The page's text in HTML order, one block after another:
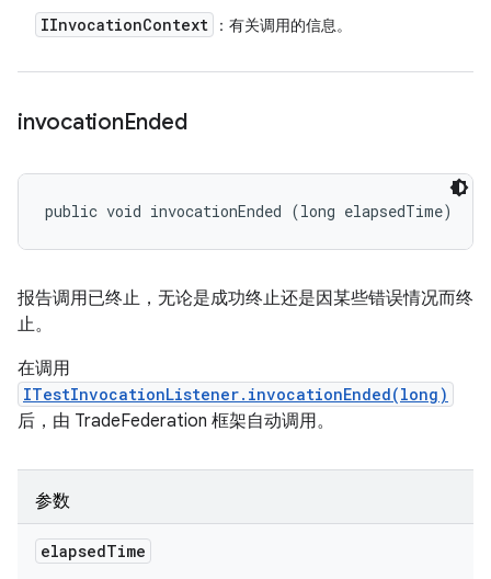
IInvocationContext ：有关调用的信息。
invocationEnded
public void invocationEnded (long elapsedTime)
报告调用已终止，无论是成功终止还是因某些错误情况而终
止。
在调用
ITestInvocationListener.invocationEnded(long)
后，由 TradeFederation 框架自动调用。
参数
elapsedTime